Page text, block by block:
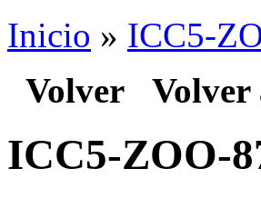
Inicio » ICC5-
Volver Volver
ICC5-ZOO-